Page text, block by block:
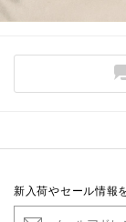
新入荷やセール情報